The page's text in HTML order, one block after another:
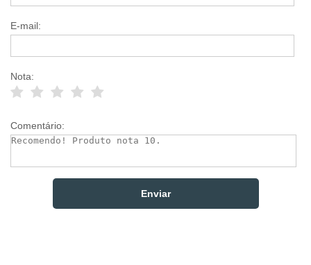
E-mail:
Nota:
Comentário: